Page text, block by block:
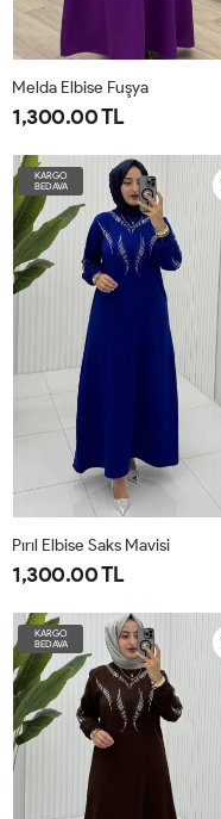
42 44 46 48 50
Melda Elbise Fuşya
1,300.00 TL
KARGO
BEDAVA
1-
3840
2-
4244
3-
4648
4-
5052
Pırıl Elbise Saks Mavisi
1,300.00 TL
KARGO
BEDAVA